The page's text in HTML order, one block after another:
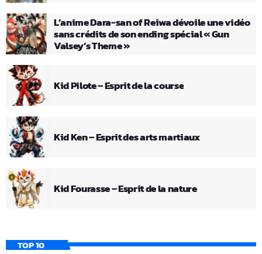
L’anime Dara-san of Reiwa dévoile une vidéo
sans crédits de son ending spécial « Gun
Valsey’s Theme »
Kid Pilote – Esprit de la course
Kid Ken – Esprit des arts martiaux
Kid Fourasse – Esprit de la nature
TOP 10